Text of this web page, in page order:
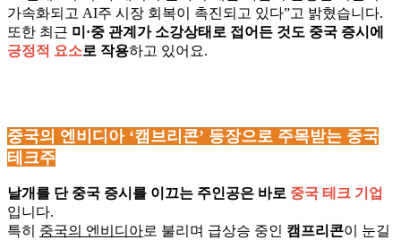
가속화되고 AI주 시장 회복이 촉진되고 있다”고 밝혔습니다.
또한 최근 미·중 관계가 소강상태로 접어든 것도 중국 증시에
긍정적 요소로 작용하고 있어요.
중국의 엔비디아 ‘캠브리콘’ 등장으로 주목받는 중국
테크주
날개를 단 중국 증시를 이끄는 주인공은 바로 중국 테크 기업
입니다.
특히 중국의 엔비디아로 불리며 급상승 중인 캠프리콘이 눈길